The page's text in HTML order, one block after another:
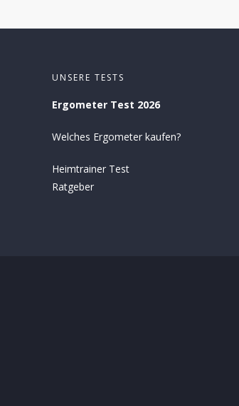
UNSERE TESTS
Ergometer Test 2026
Welches Ergometer kaufen?
Heimtrainer Test
Ratgeber